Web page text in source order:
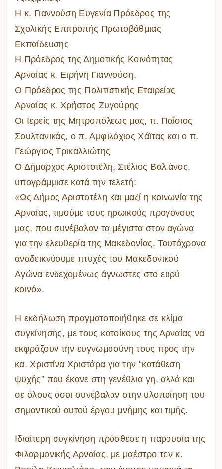
Η κ. Γιαννούση Ευγενία Πρόεδρος της
Σχολικής Επιτροπής Πρωτοβάθμιας
Εκπαίδευσης
Η Πρόεδρος της Δημοτικής Κοινότητας
Αρναίας κ. Ειρήνη Γιαννούση.
Ο Πρόεδρος της Πολιτιστικής Εταιρείας
Αρναίας κ. Χρήστος Ζυγούρης
Οι Ιερείς της Μητροπόλεως μας, π. Παΐσιος
Σουλτανικάς, ο π. Αμφιλόχιος Χάϊτας και ο π.
Γεώργιος Τρικαλλιώτης
Ο Δήμαρχος Αριστοτέλη, Στέλιος Βαλιάνος,
υπογράμμισε κατά την τελετή:
«Ως Δήμος Αριστοτέλη και μαζί η κοινωνία της
Αρναίας, τιμούμε τους ηρωικούς προγόνους
μας, που συνέβαλαν τα μέγιστα στον αγώνα
για την ελευθερία της Μακεδονίας. Ταυτόχρονα
αναδεικνύουμε πτυχές του Μακεδονικού
Αγώνα ενδεχομένως άγνωστες στο ευρύ
κοινό».
Η εκδήλωση πραγματοποιήθηκε σε κλίμα
συγκίνησης, με τους κατοίκους της Αρναίας να
εκφράζουν την ευγνωμοσύνη τους προς την
κα. Χριστίνα Χριστάρα για την “κατάθεση
ψυχής” που έκανε στη γενέθλια γη, αλλά και
σε όλους όσοι συνέβαλαν στην υλοποίηση του
σημαντικού αυτού έργου μνήμης και τιμής.
Ιδιαίτερη συγκίνηση πρόσθεσε η παρουσία της
Φιλαρμονικής Αρναίας, με μαέστρο τον κ.